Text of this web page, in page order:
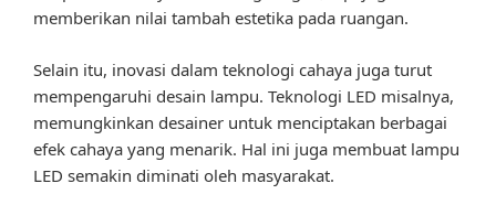
memberikan nilai tambah estetika pada ruangan.
Selain itu, inovasi dalam teknologi cahaya juga turut
mempengaruhi desain lampu. Teknologi LED misalnya,
memungkinkan desainer untuk menciptakan berbagai
efek cahaya yang menarik. Hal ini juga membuat lampu
LED semakin diminati oleh masyarakat.